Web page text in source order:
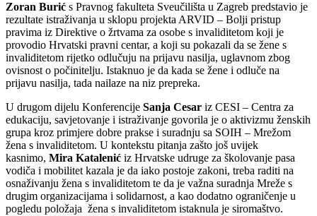
Zoran Burić s Pravnog fakulteta Sveučilišta u Zagreb predstavio je
rezultate istraživanja u sklopu projekta ARVID – Bolji pristup
pravima iz Direktive o žrtvama za osobe s invaliditetom koji je
provodio Hrvatski pravni centar, a koji su pokazali da se žene s
invaliditetom rijetko odlučuju na prijavu nasilja, uglavnom zbog
ovisnost o počinitelju. Istaknuo je da kada se žene i odluče na
prijavu nasilja, tada nailaze na niz prepreka.
U drugom dijelu Konferencije Sanja Cesar iz CESI – Centra za
edukaciju, savjetovanje i istraživanje govorila je o aktivizmu ženskih
grupa kroz primjere dobre prakse i suradnju sa SOIH – Mrežom
žena s invaliditetom. U kontekstu pitanja zašto još uvijek
kasnimo, Mira Katalenić iz Hrvatske udruge za školovanje pasa
vodiča i mobilitet kazala je da iako postoje zakoni, treba raditi na
osnaživanju žena s invaliditetom te da je važna suradnja Mreže s
drugim organizacijama i solidarnost, a kao dodatno ograničenje u
pogledu položaja žena s invaliditetom istaknula je siromaštvo.